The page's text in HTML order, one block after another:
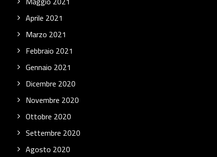
Aprile 2021
Marzo 2021
Febbraio 2021
Gennaio 2021
Dicembre 2020
Novembre 2020
Ottobre 2020
Settembre 2020
Agosto 2020